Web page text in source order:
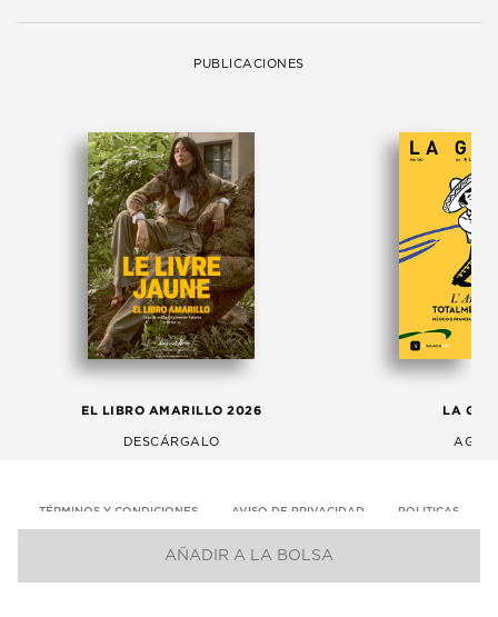
AÑADIR A LA BOLSA
PUBLICACIONES
EL LIBRO AMARILLO 2026
DESCÁRGALO
LA
TÉRMINOS Y CONDICIONES AVISO DE PRIVACIDAD POLITICAS